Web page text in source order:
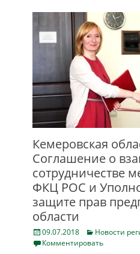
Кемеровская
Соглашение о
сотрудничестве
ФКЦ РОС и
защите прав
области
Posted
on
09.07.2018 Categories
Новости
Комментировать